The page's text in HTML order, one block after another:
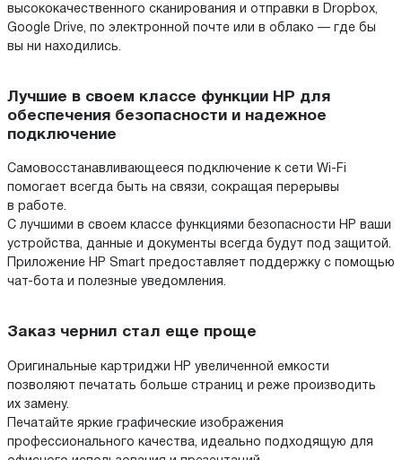
высококачественного сканирования и отправки в Dropbox,
Google Drive, по электронной почте или в облако — где бы
вы ни находились.
Лучшие в своем классе функции HP для
обеспечения безопасности и надежное
подключение
Самовосстанавливающееся подключение к сети Wi-Fi
помогает всегда быть на связи, сокращая перерывы
в работе.
С лучшими в своем классе функциями безопасности HP ваши
устройства, данные и документы всегда будут под защитой.
Приложение HP Smart предоставляет поддержку с помощью
чат-бота и полезные уведомления.
Заказ чернил стал еще проще
Оригинальные картриджи HP увеличенной емкости
позволяют печатать больше страниц и реже производить
их замену.
Печатайте яркие графические изображения
профессионального качества, идеально подходящую для